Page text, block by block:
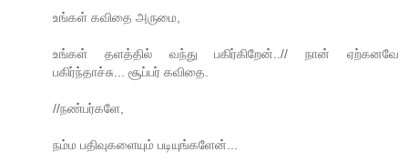
உங்கள் கவிதை அருமை,
உங்கள் தளத்தில் வந்து பகிர்கிறேன்..// நான் ஏற்கனவே
பகிர்ந்தாச்சு... சூப்பர் கவிதை.
//நண்பர்களே,
நம்ம பதிவுகளையும் படியுங்களேன்...